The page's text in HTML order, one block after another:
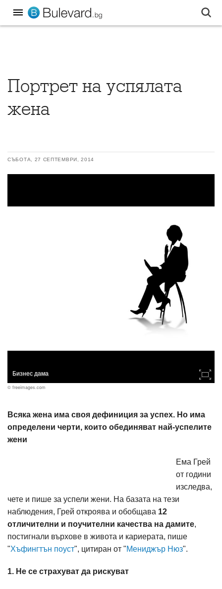
Портрет на успялата
жена
СЪБОТА, 27 СЕПТЕМВРИ, 2014
Бизнес дама
© freeimages.com
Всяка жена има своя дефиниция за успех. Но има
определени черти, които обединяват най-успелите
жени
Ема Грей
от години
изследва,
чете и пише за успели жени. На базата на тези
наблюдения, Грей откроява и обобщава 12
отличителни и поучителни качества на дамите,
постигнали върхове в живота и кариерата, пише
"Хъфингтън поуст", цитиран от "Мениджър Нюз".
1. Не се страхуват да рискуват